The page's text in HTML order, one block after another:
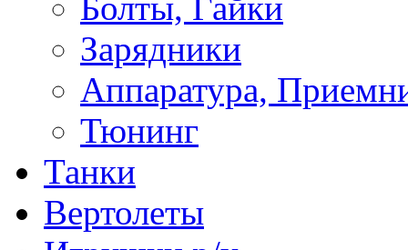
Зарядники
Аппаратура,
Тюнинг
Танки
Вертолеты